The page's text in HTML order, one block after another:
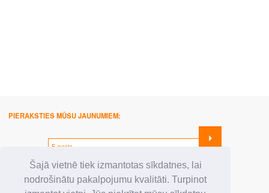
Šajā vietnē tiek izmantotas sīkdatnes, lai
nodrošinātu pakalpojumu kvalitāti. Turpinot
PIERAKSTIES MŪSU JAUNUMIEM:
SEKO MUMS: